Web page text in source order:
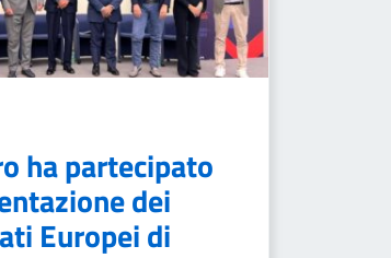
ha partecipato
dei
Europei di